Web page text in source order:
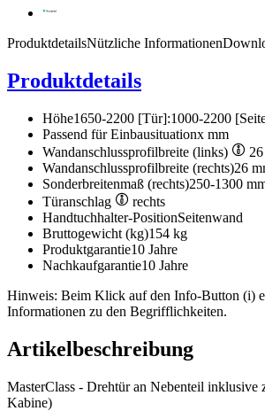
Produktdetails
Produktdetails
Höhe1650-2200 [Tür]:1000-2200
Passend für Einbausituationx mm
Wandanschlussprofilbreite (links)
Wandanschlussprofilbreite (rechts)26
Sonderbreitenmaß (rechts)250-1300
Türanschlag
rechts
Handtuchhalter-PositionSeitenwand
Bruttogewicht (kg)154 kg
Produktgarantie10 Jahre
Nachkaufgarantie10 Jahre
Hinweis: Beim Klick auf den Info-Button (i)
Informationen zu den Begrifflichkeiten.
Nützliche Informationen
Artikelbeschreibung
MasterClass - Drehtür an Nebenteil inklusive
Kabine)